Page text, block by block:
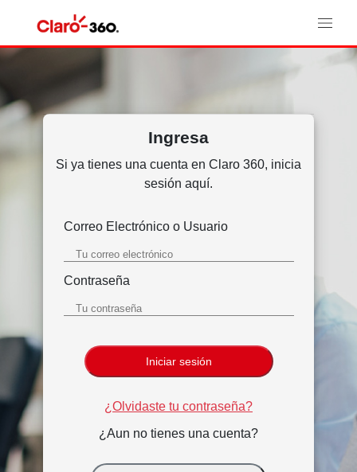
Ingresa
Si ya tienes una cuenta en Claro 360, inicia
sesión aquí.
Correo Electrónico o Usuario
Contraseña
Iniciar sesión
¿Olvidaste tu contraseña?
¿Aun no tienes una cuenta?